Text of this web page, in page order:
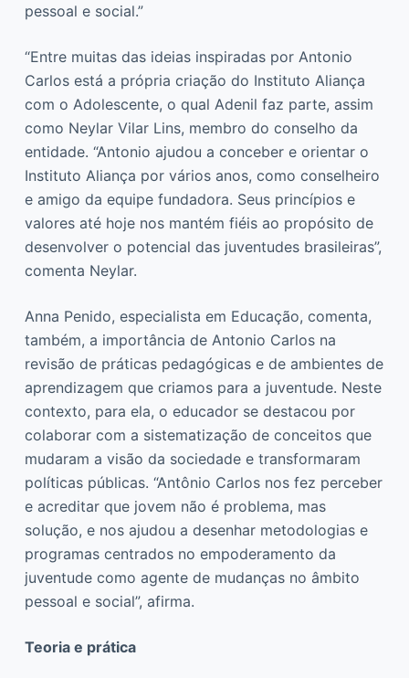
pessoal e social.”
“Entre muitas das ideias inspiradas por Antonio
Carlos está a própria criação do Instituto Aliança
com o Adolescente, o qual Adenil faz parte, assim
como Neylar Vilar Lins, membro do conselho da
entidade. “Antonio ajudou a conceber e orientar o
Instituto Aliança por vários anos, como conselheiro
e amigo da equipe fundadora. Seus princípios e
valores até hoje nos mantém fiéis ao propósito de
desenvolver o potencial das juventudes brasileiras”,
comenta Neylar.
Anna Penido, especialista em Educação, comenta,
também, a importância de Antonio Carlos na
revisão de práticas pedagógicas e de ambientes de
aprendizagem que criamos para a juventude. Neste
contexto, para ela, o educador se destacou por
colaborar com a sistematização de conceitos que
mudaram a visão da sociedade e transformaram
políticas públicas. “Antônio Carlos nos fez perceber
e acreditar que jovem não é problema, mas
solução, e nos ajudou a desenhar metodologias e
programas centrados no empoderamento da
juventude como agente de mudanças no âmbito
pessoal e social”, afirma.
Teoria e prática